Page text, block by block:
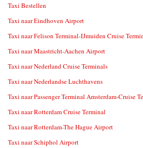
Taxi Bestellen
Taxi naar Eindhoven Airport
Taxi naar Felison Terminal-IJmuiden Cruise
Taxi naar Maastricht-Aachen Airport
Taxi naar Nederland Cruise Terminals
Taxi naar Nederlandse Luchthavens
Taxi naar Passenger Terminal Amsterdam-Cruise
Taxi naar Rotterdam Cruise Terminal
Taxi naar Rotterdam-The Hague Airport
Taxi naar Schiphol Airport